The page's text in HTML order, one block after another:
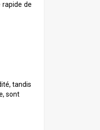
rapide de
tandis
sont